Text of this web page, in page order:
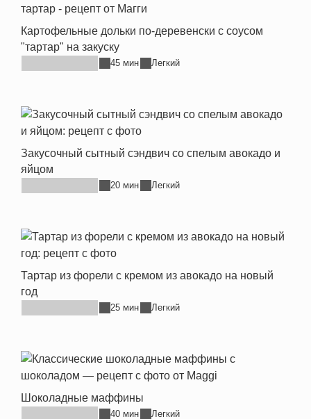
Картофельные дольки по-деревенски с соусом
"тартар" на закуску
45 мин Легкий
Закусочный сытный сэндвич со спелым авокадо и
яйцом
20 мин Легкий
Тартар из форели с кремом из авокадо на новый
год
25 мин Легкий
Шоколадные маффины
40 мин Легкий